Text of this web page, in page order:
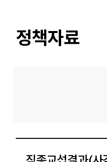
정책자료